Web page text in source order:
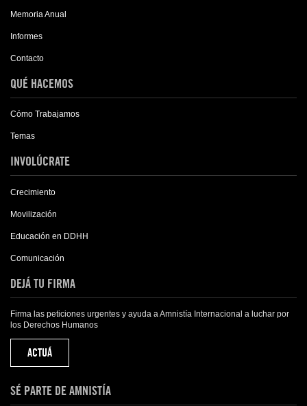
Memoria Anual
Informes
Contacto
QUÉ HACEMOS
Cómo Trabajamos
Temas
INVOLÚCRATE
Crecimiento
Movilización
Educación en DDHH
Comunicación
DEJÁ TU FIRMA
Firma las peticiones urgentes y ayuda a Amnistía Internacional a luchar por
los Derechos Humanos
ACTUÁ
SÉ PARTE DE AMNISTÍA